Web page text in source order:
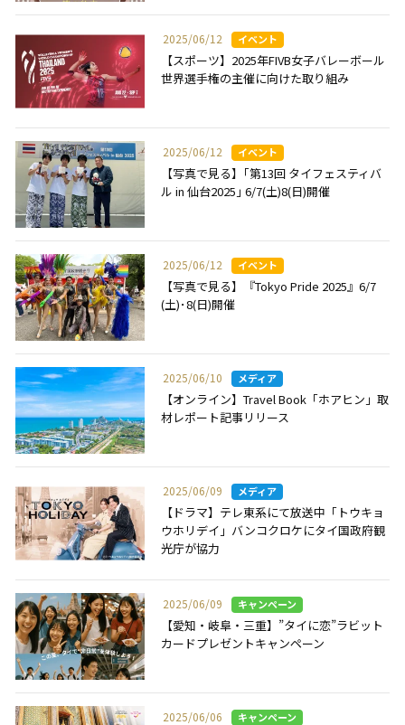
2025/06/12
【スポーツ】2025年FIVB女子バレーボール
世界選手権の主催に向けた取り組み
2025/06/12
【写真で見る】｢第13回 タイフェスティバ
ル in 仙台2025｣ 6/7(土)8(日)開催
2025/06/12
【写真で見る】『Tokyo Pride 2025』6/7
(土)･8(日)開催
2025/06/10
【オンライン】Travel Book「ホアヒン」取
材レポート記事リリース
2025/06/09
【ドラマ】テレ東系にて放送中「トウキョ
ウホリデイ」バンコクロケにタイ国政府観
光庁が協力
2025/06/09
【愛知・岐阜・三重】”タイに恋”ラビット
カードプレゼントキャンペーン
2025/06/06